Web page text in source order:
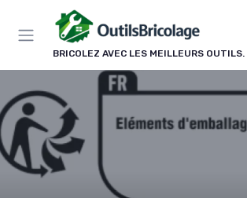
BRICOLEZ AVEC LES MEILLEURS OUTILS.
Panneau de gestion des cookies